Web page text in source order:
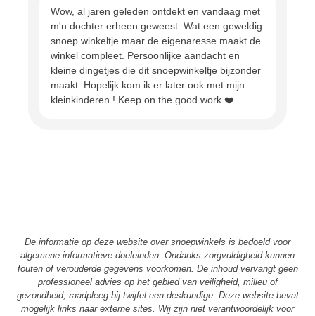
Wow, al jaren geleden ontdekt en vandaag met
m'n dochter erheen geweest. Wat een geweldig
snoep winkeltje maar de eigenaresse maakt de
winkel compleet. Persoonlijke aandacht en
kleine dingetjes die dit snoepwinkeltje bijzonder
maakt. Hopelijk kom ik er later ook met mijn
kleinkinderen ! Keep on the good work ❤️
De informatie op deze website over snoepwinkels is bedoeld voor
algemene informatieve doeleinden. Ondanks zorgvuldigheid kunnen
fouten of verouderde gegevens voorkomen. De inhoud vervangt geen
professioneel advies op het gebied van veiligheid, milieu of
gezondheid; raadpleeg bij twijfel een deskundige. Deze website bevat
mogelijk links naar externe sites. Wij zijn niet verantwoordelijk voor